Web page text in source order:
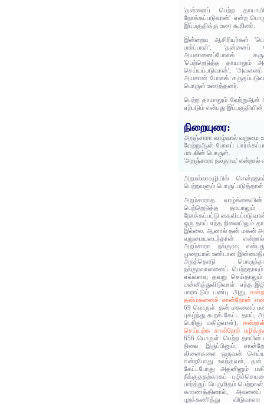
'தன்னைப் பெற்ற
நோக்கப்படுவான்' என்ற
இப்பகுதிக்கு உரை கூறினர்.
இன்றைய ஆசிரியர்கள்
பார்ப்பாள்', 'தன்னைப்
அயலானைப்போலக்
'பெற்றெடுத்த
செய்யப்படுவான்', 'அவனைப்
அயலான் போலக்
பொருள் உரைத்தனர்.
பெற்ற தாயாலும் வேற்றுஆள்
ஏற்படும் என்பது
நிறையுரை:
அறஞ்சாரா வாழ்வால் வறுமை
வேற்றுஆள் போலப்
பாடலின் பொருள்.
'அறஞ்சாரா நல்குரவு'
அறமல்லாவழியில்
பெற்றவளும்
அறம்சாராத
பெற்றெடுத்த
நோக்கப்பட்டு
ஒரு தாய் எந்த நிலையிலும்
இல்லை. ஆனால் தன் மகன்
வறுமையடைந்தான்
அறம்சாரா நல்குரவு
முறையால் உண்டான
அறத்தொடு
நல்குரவாளனைப்
எவ்வளவு தவறு
மன்னித்துவிடுவாள். எந்த
பாராட்டும் பண்பு அது.ஈன்ற
தன்மகனைச் சான்றோன்
69 பொருள்: தன் மகனைப்
புகழ்ந்து கூறக் கேட்ட தாய்,
பெரிது மகிழ்வாள்),
செய்யற்க சான்றோர்
656 பொருள்: பெற்ற
நிலை இருப்பினும்,
வினைகளை ஒருவன்
ஈன்றபோது உவந்தவள்,
கேட்டபோது அதனினும்
நீக்குததற்காகப்
பார்த்துப் பெருமிதம்
காரணத்தினால், அவனைப்
புறக்கணித்து